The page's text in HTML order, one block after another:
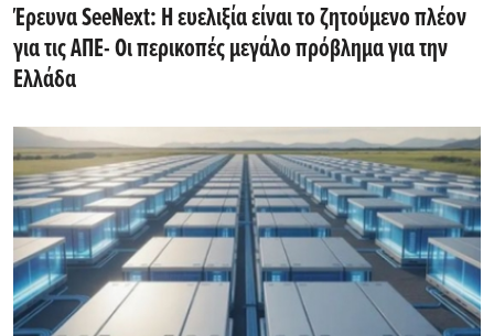
Έρευνα SeeNext: Η ευελιξία είναι το ζητούμενο πλέον
για τις ΑΠΕ- Οι περικοπές μεγάλο πρόβλημα για την
Ελλάδα